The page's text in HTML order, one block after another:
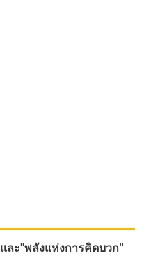
และ"พลังแห่งการคิดบวก"